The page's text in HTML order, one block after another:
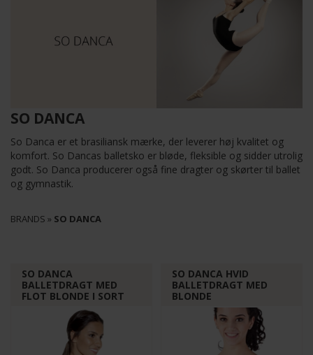
SO DANCA
So Danca er et brasiliansk mærke, der leverer høj kvalitet og
komfort. So Dancas balletsko er bløde, fleksible og sidder utrolig
godt. So Danca producerer også fine dragter og skørter til ballet
og gymnastik.
BRANDS » SO DANCA
SO DANCA
BALLETDRAGT MED
FLOT BLONDE I SORT
SO DANCA HVID
BALLETDRAGT MED
BLONDE